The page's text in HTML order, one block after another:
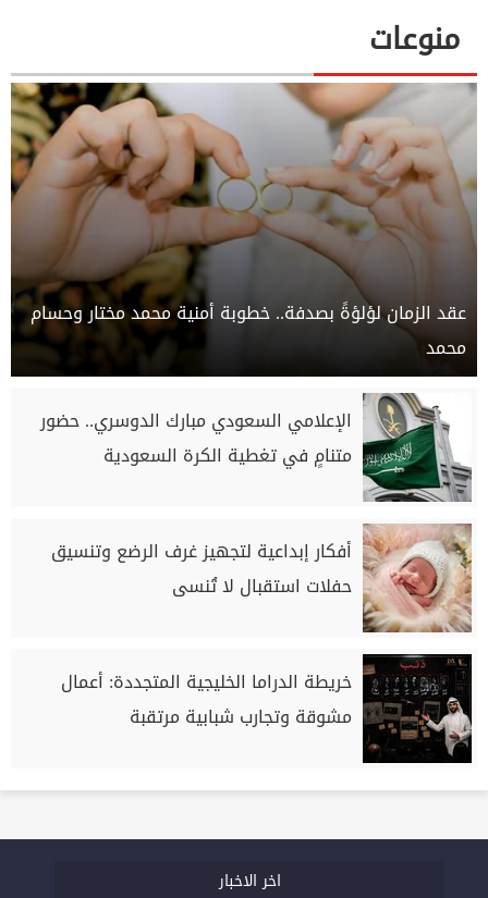
منوعات
عقد الزمان لؤلؤةً بصدفة.. خطوبة أمنية محمد مختار وحسام
محمد
الإعلامي السعودي مبارك الدوسري.. حضور
متنامٍ في تغطية الكرة السعودية
أفكار إبداعية لتجهيز غرف الرضع وتنسيق
حفلات استقبال لا تُنسى
خريطة الدراما الخليجية المتجددة: أعمال
مشوقة وتجارب شبابية مرتقبة
اخر الاخبار